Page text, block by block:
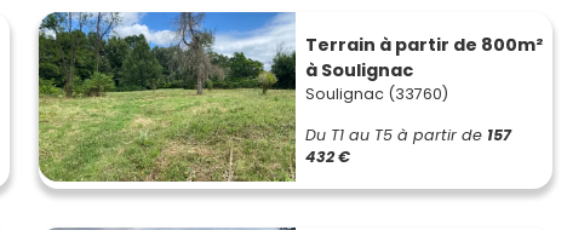
Terrain à partir de 800m²
à Soulignac
Soulignac (33760)
Du T1 au T5 à partir de 157
432 €